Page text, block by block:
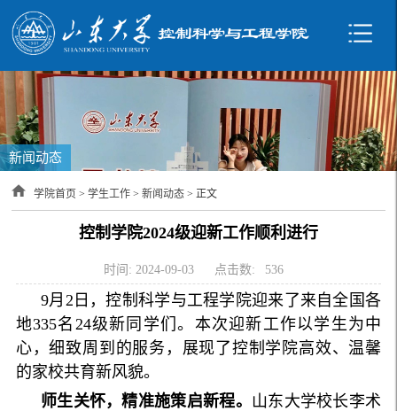
新闻动态
学院首页 >学生工作 >新闻动态 > 正文
控制学院2024级迎新工作顺利进行
时间: 2024-09-03 点击数: 536
9月2日，控制科学与工程学院迎来了来自全国各
地335名24级新同学们。本次迎新工作以学生为中
心，细致周到的服务，展现了控制学院高效、温馨
的家校共育新风貌。
师生关怀，精准施策启新程。
山东大学校长李术